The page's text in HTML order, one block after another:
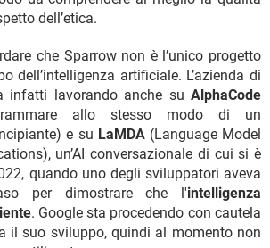
dell’etica.
che Sparrow non è l’unico progetto
dell’intelligenza artificiale. L’azienda di
infatti lavorando anche su AlphaCode
allo stesso modo di un
e su LaMDA(Language Model
un’AI conversazionale di cui si è
quando uno degli sviluppatori aveva
per dimostrare che l'intelligenza
. Google sta procedendo con cautela
il suo sviluppo, quindi al momento non